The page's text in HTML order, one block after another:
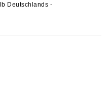
Deutschlands -